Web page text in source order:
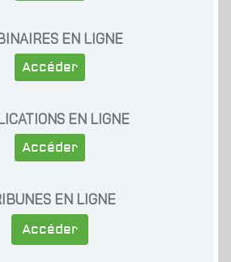
EN LIGNE
Accéder
EN LIGNE
Accéder
EN LIGNE
Accéder